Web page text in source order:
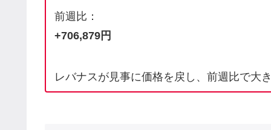
前週比：
+706,879円
レバナスが見事に価格を戻し、前週比で大